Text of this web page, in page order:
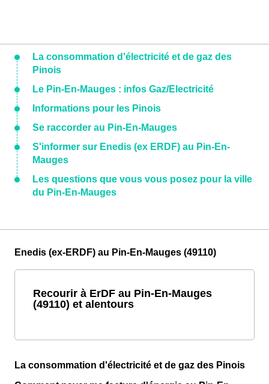
La consommation d'électricité et de gaz des
Pinois
Le Pin-En-Mauges : infos Gaz/Electricité
Informations pour les Pinois
Se raccorder au Pin-En-Mauges
S'informer sur Enedis (ex ERDF) au Pin-En-
Mauges
Les questions que vous vous posez pour la ville
du Pin-En-Mauges
Enedis (ex-ERDF) au Pin-En-Mauges (49110)
Recourir à ErDF au Pin-En-Mauges
(49110) et alentours
La consommation d'électricité et de gaz des Pinois